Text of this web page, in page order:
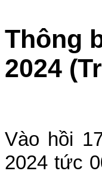
Thông
2024
Vào hồi
2024 tức